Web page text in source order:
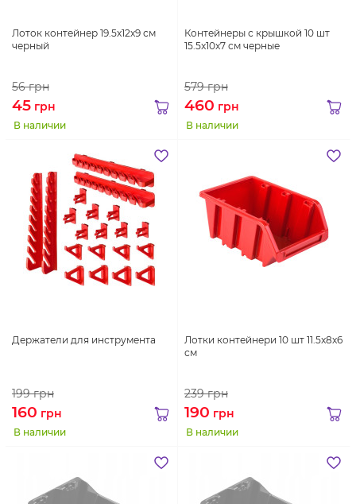
Лоток контейнер 19.5x12x9 см
черный
56грн
45 грн
В наличии
Контейнеры с крышкой 10 шт
15.5x10x7 см черные
579грн
460 грн
В наличии
Держатели для инструмента
199грн
160 грн
В наличии
Лотки контейнери 10 шт 11.5x8x6
см
239грн
190 грн
В наличии